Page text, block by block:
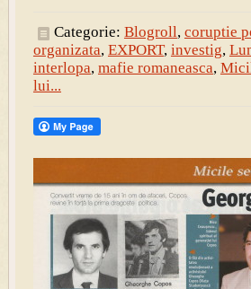
Categorie: Blogroll, coruptie
organizata, EXPORT, investig,
interlopa, mafie romaneasca,
lui...